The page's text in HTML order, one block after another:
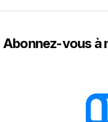
Abonnez-vous à